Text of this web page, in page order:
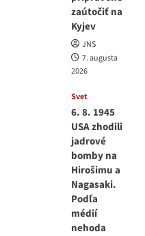
zaútočiť na
Kyjev
JNS
7. augusta
2026
Svet
6. 8. 1945
USA zhodili
jadrové
bomby na
Hirošimu a
Nagasaki.
Podľa
médií
nehoda